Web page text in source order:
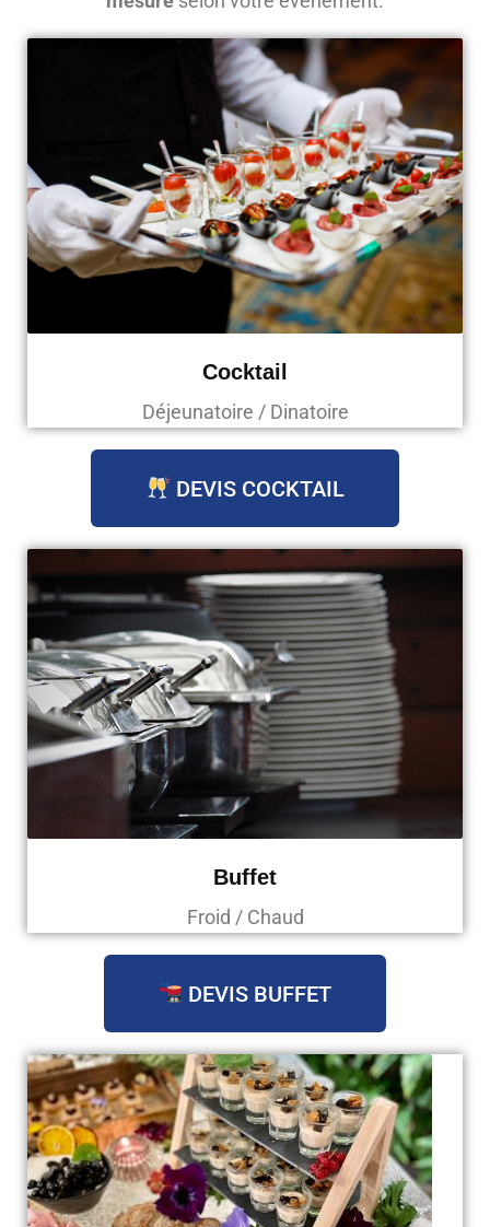
Cocktail
Déjeunatoire / Dinatoire
DEVIS COCKTAIL
Buffet
Froid / Chaud
DEVIS BUFFET